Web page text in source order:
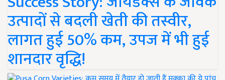
उत्पादों से बदली खेती की तस्वीर,
लागत हुई 50% कम, उपज में भी हुई
शानदार वृद्धि!